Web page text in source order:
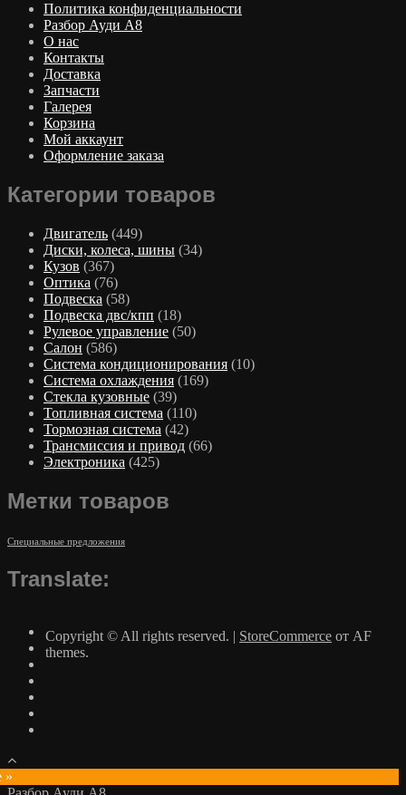
Политика конфиденциальности
Разбор Ауди А8
О нас
Контакты
Доставка
Запчасти
Галерея
Корзина
Мой аккаунт
Оформление заказа
Категории товаров
Двигатель (449)
Диски, колеса, шины (34)
Кузов (367)
Оптика (76)
Подвеска (58)
Подвеска двс/кпп (18)
Рулевое управление (50)
Салон (586)
Система кондиционирования (10)
Система охлаждения (169)
Стекла кузовные (39)
Топливная система (110)
Тормозная система (42)
Трансмиссия и привод (66)
Электроника (425)
Метки товаров
Специальные предложения
Translate:
Copyright © All rights reserved. | StoreCommerce от AF
themes.
»